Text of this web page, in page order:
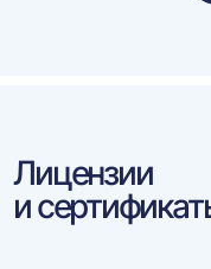
Лицензии
и